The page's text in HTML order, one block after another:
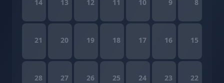
8
9
10
11
12
13
14
15
16
17
18
19
20
21
22
23
24
25
26
27
28